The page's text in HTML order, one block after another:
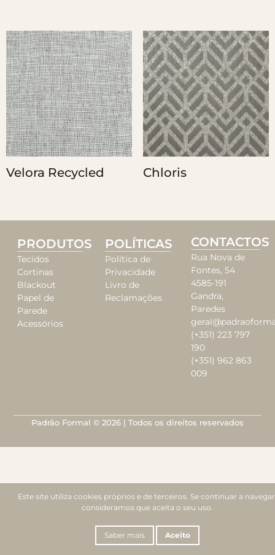
Velora Recycled Chloris
PRODUTOS
Tecidos
Cortinas
Blackout
Papel de
Parede
Acessórios
POLÍTICAS
Política de
Privacidade
Livro de
Reclamações
CONTACTOS
Rua Nova de
Fontes, 54
4585-191
Gandra,
Paredes
(+351) 223 797
190
(+351) 962 863
009
Padrão Formal © 2026 | Todos os direitos reservados
Este site utiliza cookies próprios e de terceiros. Se continuar a
consideramos que aceita o seu uso.
Saber mais Aceito